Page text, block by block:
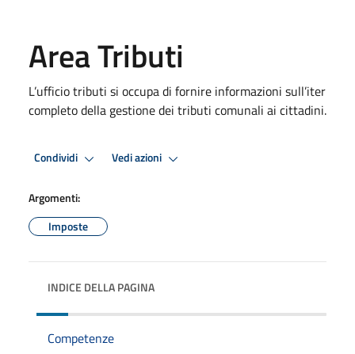
Area Tributi
L’ufficio tributi si occupa di fornire informazioni sull’iter
completo della gestione dei tributi comunali ai cittadini.
Condividi Vedi azioni
Argomenti:
Imposte
INDICE DELLA PAGINA
Competenze